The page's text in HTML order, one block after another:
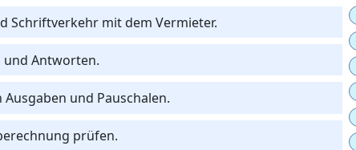
Schriftverkehr mit dem Vermieter.
und Antworten.
und Pauschalen.
prüfen.